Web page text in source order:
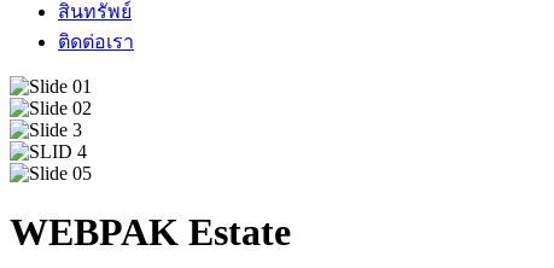
สินทรัพย์
ติดต่อเรา
WEBPAK Estate